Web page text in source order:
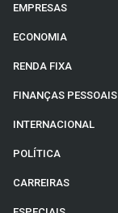
EMPRESAS
ECONOMIA
RENDA FIXA
FINANÇAS PESSOAIS
INTERNACIONAL
POLÍTICA
CARREIRAS